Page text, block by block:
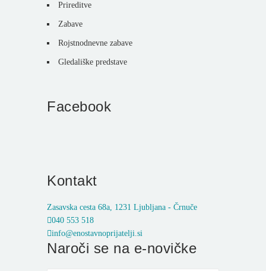
Prireditve
Zabave
Rojstnodnevne zabave
Gledališke predstave
Facebook
Kontakt
Zasavska cesta 68a, 1231 Ljubljana - Črnuče
040 553 518
info@enostavnoprijatelji.si
Naroči se na e-novičke